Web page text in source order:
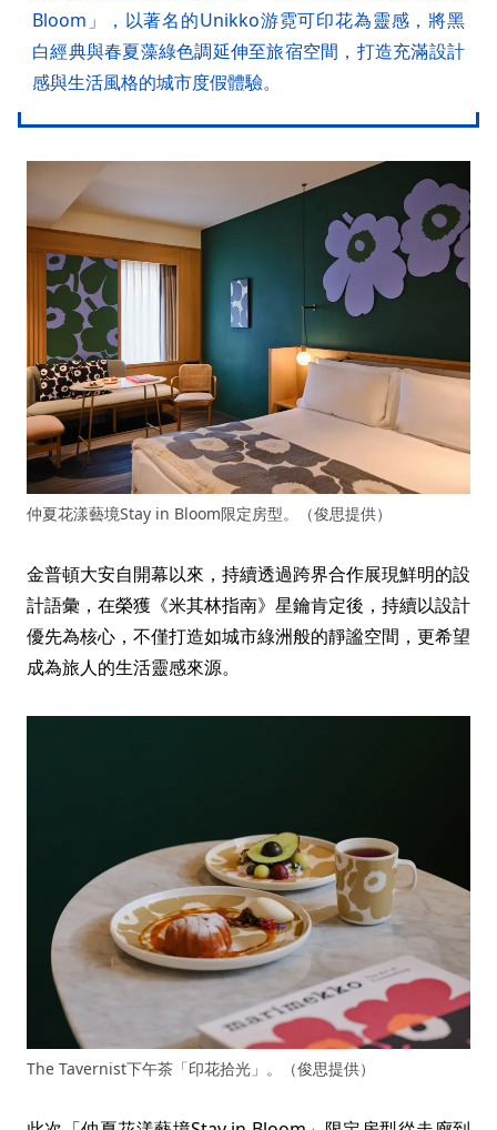
Bloom」，以著名的Unikko游霓可印花為靈感，將黑
白經典與春夏藻綠色調延伸至旅宿空間，打造充滿設計
感與生活風格的城市度假體驗。
仲夏花漾藝境Stay in Bloom限定房型。（俊思提供）
金普頓大安自開幕以來，持續透過跨界合作展現鮮明的設
計語彙，在榮獲《米其林指南》星鑰肯定後，持續以設計
優先為核心，不僅打造如城市綠洲般的靜謐空間，更希望
成為旅人的生活靈感來源。
The Tavernist下午茶「印花拾光」。（俊思提供）